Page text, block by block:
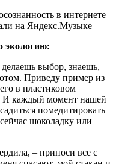
в интернете
на Яндекс.Музыке
экологию:
выбор, знаешь,
Приведу пример из
в пластиковом
И каждый момент нашей
помедитировать
шоколадку или
– приноси все с